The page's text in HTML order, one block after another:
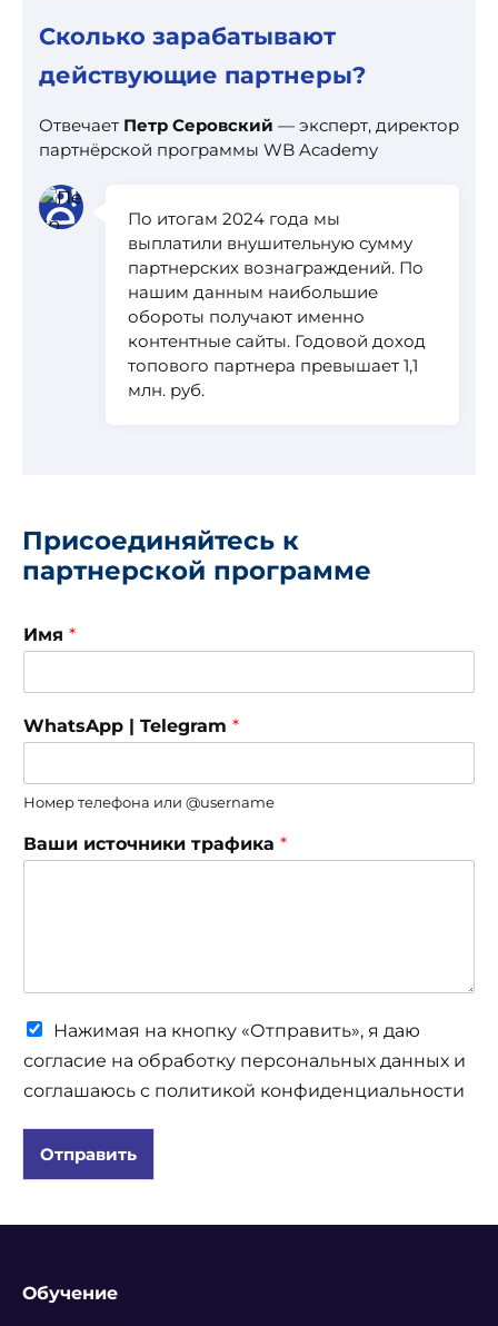
Сколько зарабатывают
действующие партнеры?
Отвечает Петр Серовский — эксперт, директор
партнёрской программы WB Academy
По итогам 2024 года мы
выплатили внушительную сумму
партнерских вознаграждений. По
нашим данным наибольшие
обороты получают именно
контентные сайты. Годовой доход
топового партнера превышает 1,1
млн. руб.
Присоединяйтесь к
партнерской программе
Имя *
WhatsApp | Telegram *
Номер телефона или @username
Ваши источники трафика *
Ч
к
б
к
ы
Нажимая на кнопку «Отправить», я даю
согласие на обработку персональных данных и
соглашаюсь с политикой конфиденциальности
Отправить
Обучение